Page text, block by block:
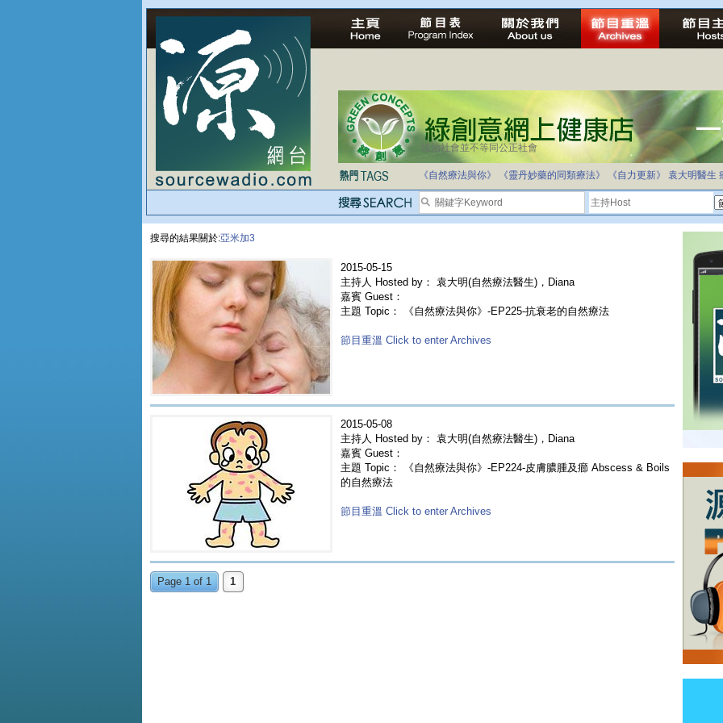
法治社會並不等同公正社會
《自然療法與你》 《靈丹妙藥的同類療法》 《自力更新》 袁大明醫生
搜尋的結果關於:亞米加3
2015-05-15
主持人 Hosted by： 袁大明(自然療法醫生)，Diana
嘉賓 Guest：
主題 Topic： 《自然療法與你》-EP225-抗衰老的自然療法
節目重溫 Click to enter Archives
2015-05-08
主持人 Hosted by： 袁大明(自然療法醫生)，Diana
嘉賓 Guest：
主題 Topic： 《自然療法與你》-EP224-皮膚膿腫及癤 Abscess & Boils
的自然療法
節目重溫 Click to enter Archives
Page 1 of 1 1